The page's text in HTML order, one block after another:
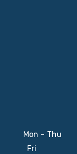
Mon - Thu
Fri